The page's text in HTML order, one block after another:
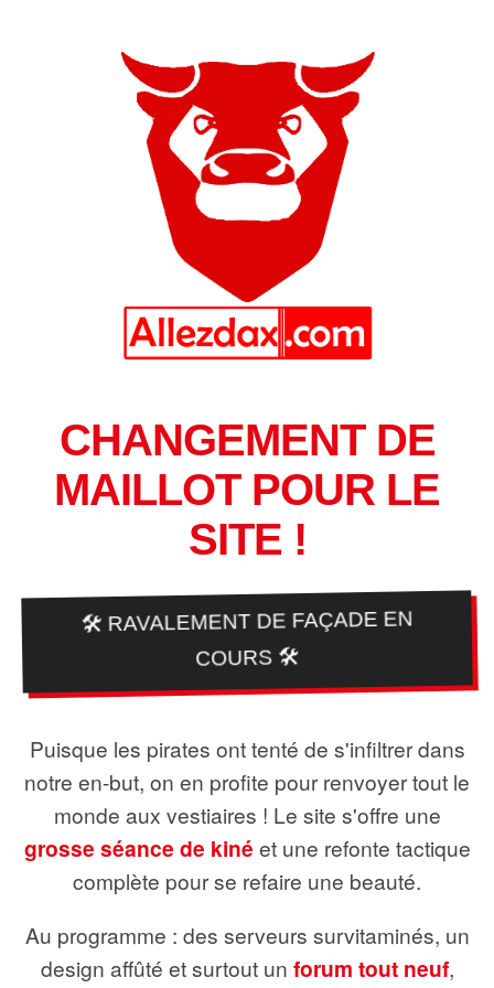
CHANGEMENT DE
MAILLOT POUR LE
SITE !
🛠️ RAVALEMENT DE FAÇADE EN
COURS 🛠️
Puisque les pirates ont tenté de s'infiltrer dans
notre en-but, on en profite pour renvoyer tout le
monde aux vestiaires ! Le site s'offre une
grosse séance de kiné et une refonte tactique
complète pour se refaire une beauté.
Au programme : des serveurs survitaminés, un
design affûté et surtout un forum tout neuf,